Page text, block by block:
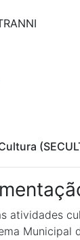
atividades
Municipal